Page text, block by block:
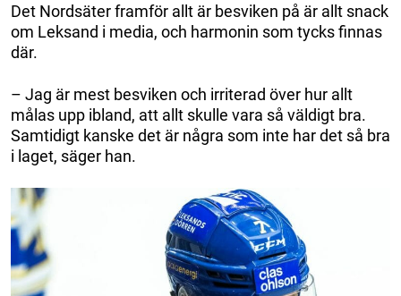
Det Nordsäter framför allt är besviken på är allt snack
om Leksand i media, och harmonin som tycks finnas
där.
– Jag är mest besviken och irriterad över hur allt
målas upp ibland, att allt skulle vara så väldigt bra.
Samtidigt kanske det är några som inte har det så bra
i laget, säger han.